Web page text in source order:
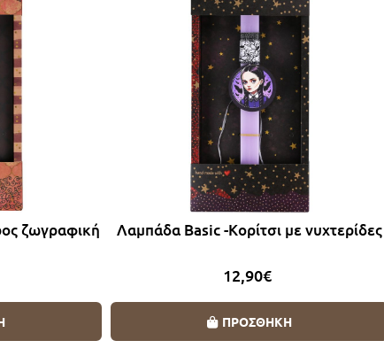
ζωγραφική Λαμπάδα Basic -Κορίτσι με νυχτερίδες
12,90€
ΠΡΟΣΘΗΚΗ